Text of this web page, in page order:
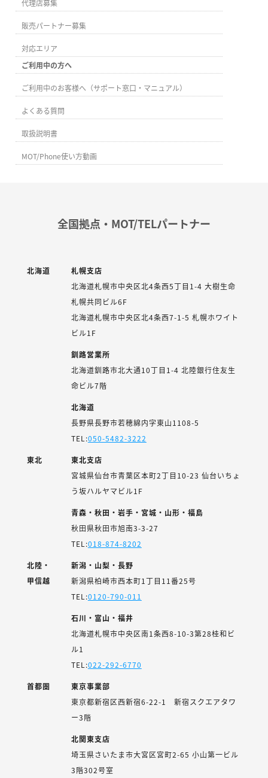
代理店募集
販売パートナー募集
対応エリア
ご利用中の方へ
ご利用中のお客様へ（サポート窓口・マニュアル）
よくある質問
取扱説明書
MOT/Phone使い方動画
全国拠点・MOT/TELパートナー
北海道
札幌支店
北海道札幌市中央区北4条西5丁目1-4 大樹生命
札幌共同ビル6F
北海道札幌市中央区北4条西7-1-5 札幌ホワイト
ビル1F
釧路営業所
北海道釧路市北大通10丁目1-4 北陸銀行住友生
命ビル7階
北海道
長野県長野市若穂綿内字東山1108-5
TEL:050-5482-3222
東北
東北支店
宮城県仙台市青葉区本町2丁目10-23 仙台いちょ
う坂ハルヤマビル1F
青森・秋田・岩手・宮城・山形・福島
秋田県秋田市旭南3-3-27
TEL:018-874-8202
北陸・
甲信越
新潟・山梨・長野
新潟県柏崎市西本町1丁目11番25号
TEL:0120-790-011
石川・富山・福井
北海道札幌市中央区南1条西8-10-3第28桂和ビ
ル1
TEL:022-292-6770
首都圏
東京事業部
東京都新宿区西新宿6-22-1 新宿スクエアタワ
ー3階
北関東支店
埼玉県さいたま市大宮区宮町2-65 小山第一ビル
3階302号室